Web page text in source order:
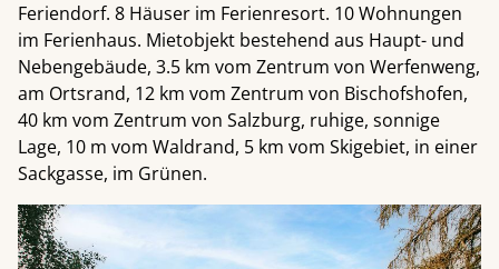
Feriendorf. 8 Häuser im Ferienresort. 10 Wohnungen
im Ferienhaus. Mietobjekt bestehend aus Haupt- und
Nebengebäude, 3.5 km vom Zentrum von Werfenweng,
am Ortsrand, 12 km vom Zentrum von Bischofshofen,
40 km vom Zentrum von Salzburg, ruhige, sonnige
Lage, 10 m vom Waldrand, 5 km vom Skigebiet, in einer
Sackgasse, im Grünen.